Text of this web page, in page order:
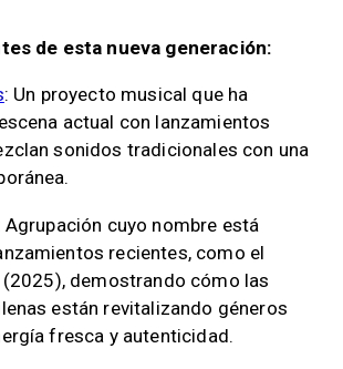
de esta nueva generación:
: Un proyecto musical que ha
actual con lanzamientos
sonidos tradicionales con una
Agrupación cuyo nombre está
recientes, como el
demostrando cómo las
están revitalizando géneros
fresca y autenticidad.